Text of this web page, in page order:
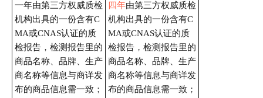
一年由第三方权威质检
机构出具的一份含有C
MA或CNAS认证的质
检报告，检测报告里的
商品名称、品牌、生产
商名称等信息与商详发
布的商品信息需一致；
四年由第三方权威质检
机构出具的一份含有C
MA或CNAS认证的质
检报告，检测报告里的
商品名称、品牌、生产
商名称等信息与商详发
布的商品信息需一致；